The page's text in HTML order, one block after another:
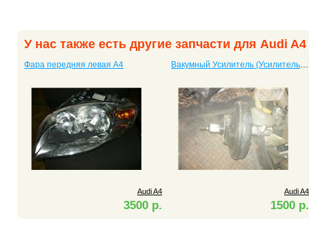
У нас также есть другие запчасти для Audi A4
Фара передняя левая A4
Audi A4
3500 р.
Вакумный Усилитель (Усилитель Тормоза) A4
Audi A4
1500 р.